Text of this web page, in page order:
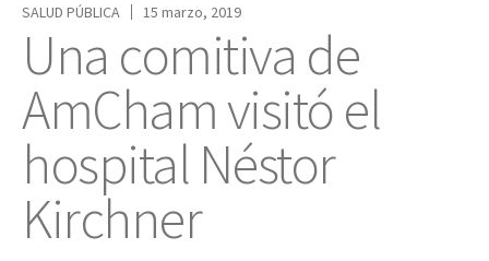
SALUD PÚBLICA
15 marzo, 2019
Una comitiva de
AmCham visitó el
hospital Néstor
Kirchner